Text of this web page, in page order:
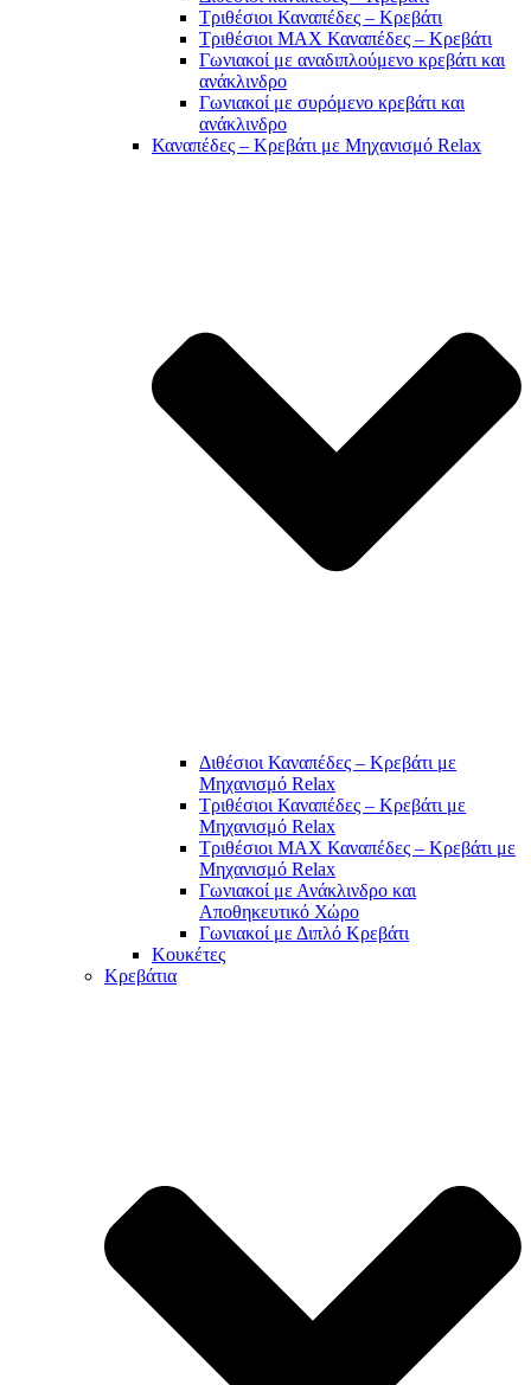
Τριθέσιοι Καναπέδες – Κρεβάτι
Τριθέσιοι MAX Καναπέδες – Κρεβάτι
Γωνιακοί με αναδιπλούμενο κρεβάτι και
ανάκλινδρο
Γωνιακοί με συρόμενο κρεβάτι και
ανάκλινδρο
Καναπέδες – Κρεβάτι με Μηχανισμό Relax
Διθέσιοι Καναπέδες – Κρεβάτι με
Μηχανισμό Relax
Τριθέσιοι Καναπέδες – Κρεβάτι με
Μηχανισμό Relax
Τριθέσιοι MAX Καναπέδες – Κρεβάτι με
Μηχανισμό Relax
Γωνιακοί με Ανάκλινδρο και
Αποθηκευτικό Χώρο
Γωνιακοί με Διπλό Κρεβάτι
Κουκέτες
Κρεβάτια